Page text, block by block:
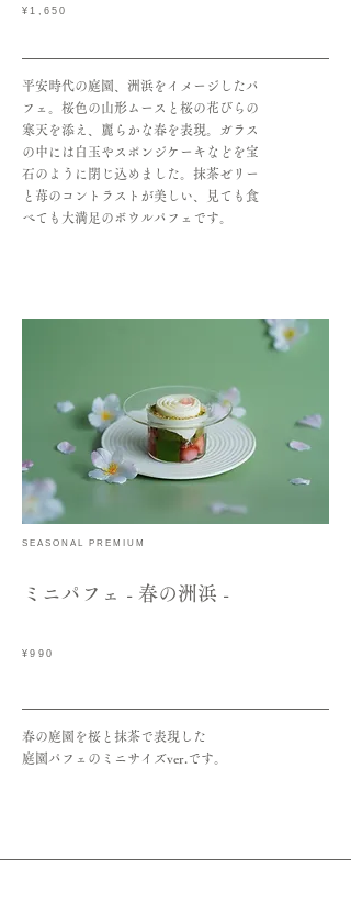
¥1,650
平安時代の庭園、洲浜をイメージしたパ
フェ。桜色の山形ムースと桜の花びらの
寒天を添え、麗らかな春を表現。ガラス
の中には白玉やスポンジケーキなどを宝
石のように閉じ込めました。抹茶ゼリー
と苺のコントラストが美しい、見ても食
べても大満足のボウルパフェです。
SEASONAL PREMIUM
​ミニパフェ - 春の洲浜 -
¥990
春の庭園を桜と抹茶で表現した
​庭園パフェのミニサイズver.です。